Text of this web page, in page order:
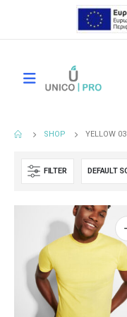
SHOP YELLOW 03
FILTER